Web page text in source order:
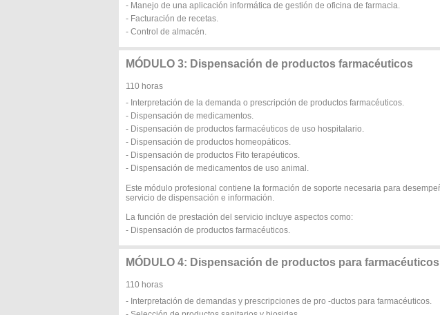
- Manejo de una aplicación informática de gestión de oficina de farmacia.
- Facturación de recetas.
- Control de almacén.
MÓDULO 3: Dispensación de productos farmacéuticos
110 horas
- Interpretación de la demanda o prescripción de productos farmacéuticos.
- Dispensación de medicamentos.
- Dispensación de productos farmacéuticos de uso hospitalario.
- Dispensación de productos homeopáticos.
- Dispensación de productos Fito terapéuticos.
- Dispensación de medicamentos de uso animal.
Este módulo profesional contiene la formación de soporte necesaria para
servicio de dispensación e información.
La función de prestación del servicio incluye aspectos como:
- Dispensación de productos farmacéuticos.
MÓDULO 4: Dispensación de productos para farmacéuticos
110 horas
- Interpretación de demandas y prescripciones de pro -ductos para farmacéuticos.